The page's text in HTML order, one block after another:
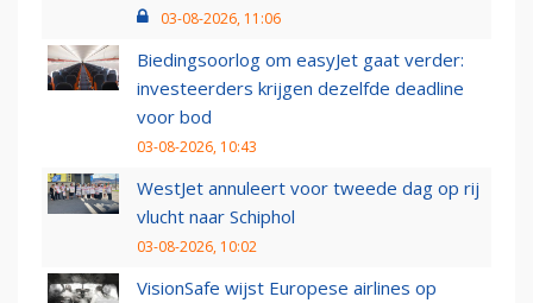
03-08-2026, 11:06
Biedingsoorlog om easyJet gaat verder:
investeerders krijgen dezelfde deadline
voor bod
03-08-2026, 10:43
WestJet annuleert voor tweede dag op rij
vlucht naar Schiphol
03-08-2026, 10:02
VisionSafe wijst Europese airlines op